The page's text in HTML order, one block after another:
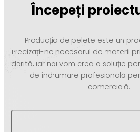
Începeți
Producția de pelete este un
Precizați-ne necesarul de materii
dorită, iar noi vom crea o soluție
de îndrumare profesională
comercială.